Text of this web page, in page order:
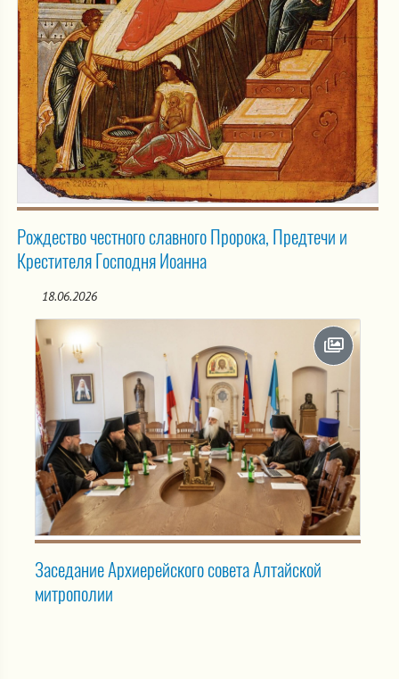
Рождество честного славного Пророка, Предтечи и
Крестителя Господня Иоанна
18.06.2026
Заседание Архиерейского совета Алтайской
митрополии